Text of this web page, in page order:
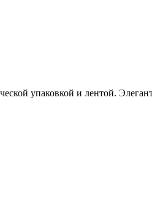
упаковкой и лентой.